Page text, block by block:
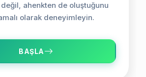
ahenkten de oluştuğunu
olarak deneyimleyin.
BAŞLA